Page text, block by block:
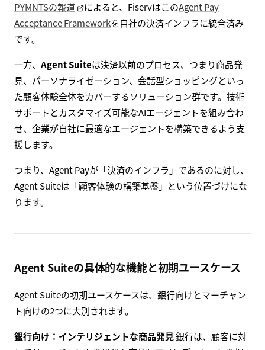
PYMNTSの報道
によると、FiservはこのAgent Pay
Acceptance Frameworkを自社の決済インフラに統合済み
です。
一方、 Agent Suiteは決済以前のプロセス、つまり商品発
見、パーソナライゼーション、会話型ショッピングといっ
た顧客体験全体をカバーするソリューション群です。技術
サポートとカスタマイズ可能なAIエージェントを組み合わ
せ、企業が自社に最適なエージェントを構築できるよう支
援します。
つまり、Agent Payが「決済のインフラ」であるのに対し、
Agent Suiteは「顧客体験の構築基盤」という位置づけにな
ります。
Agent Suiteの具体的な機能と初期ユースケース
Agent Suiteの初期ユースケースは、銀行向けとマーチャン
ト向けの2つに大別されます。
銀行向け：インテリジェントな商品発見銀行は、顧客に対